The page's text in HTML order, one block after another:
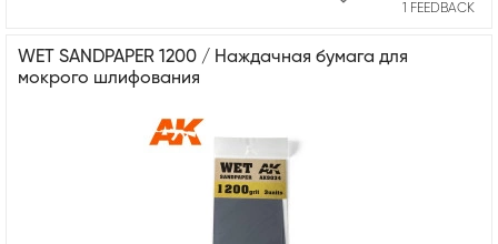
1 FEEDBACK
WET SANDPAPER 1200 / Наждачная бумага для
мокрого шлифования